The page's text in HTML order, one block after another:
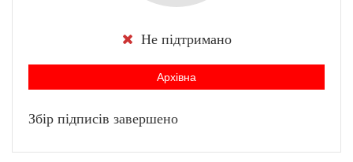
Не підтримано
Архівна
Збір підписів завершено